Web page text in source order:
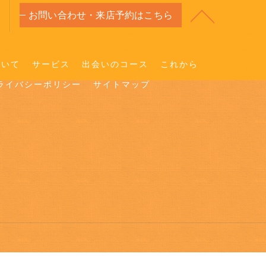
お問い合わせ・来店予約はこちら
て サービス 出会いのコース これから
イバシーポリシー サイトマップ